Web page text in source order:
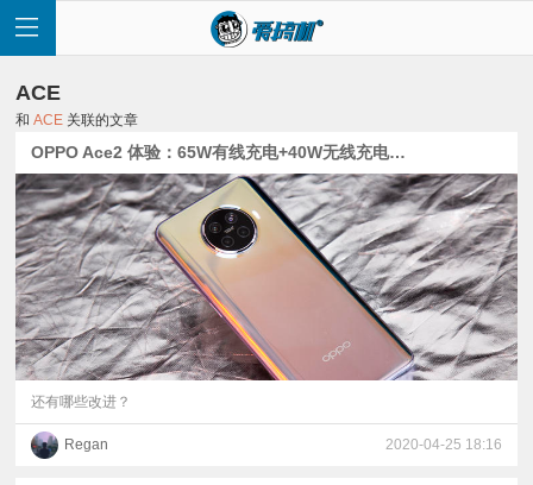
首
页
快
讯
评
ACE
和ACE 关联的文章
OPPO Ace2 体验：65W有线充电+40W无线充电有多快？
还有哪些改进？
Regan 2020-04-25 18:16